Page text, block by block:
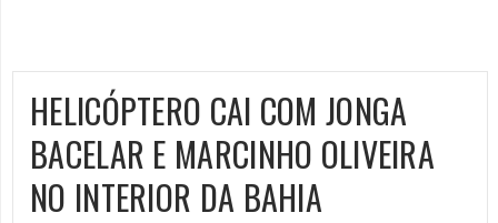
HELICÓPTERO CAI COM JONGA
BACELAR E MARCINHO OLIVEIRA
NO INTERIOR DA BAHIA